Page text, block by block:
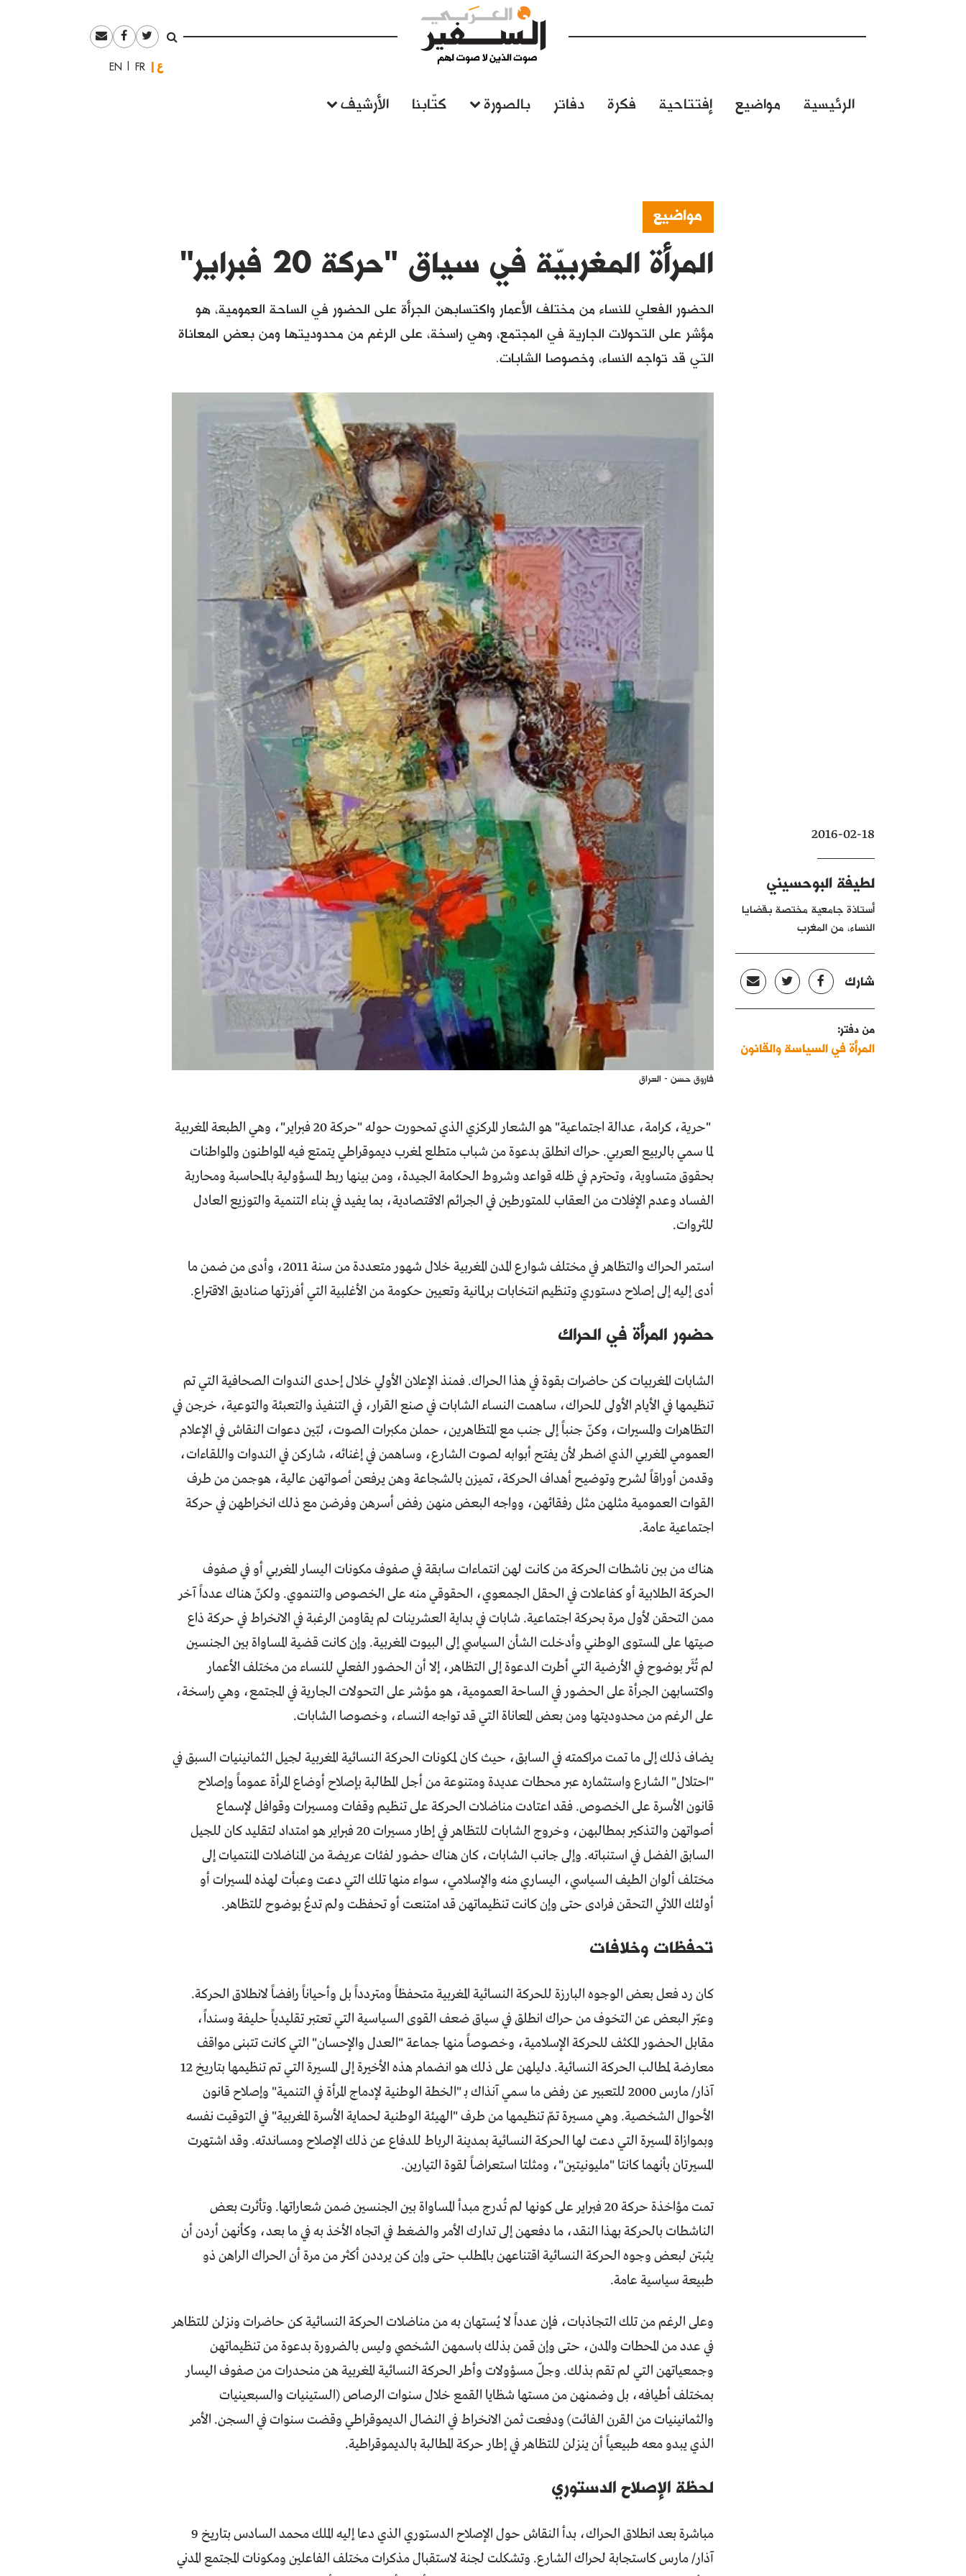
العربيةFrançais
English
الرئيسية مواضيع إفتتاحية فكرة دفاتر بالصورة كتّابنا الأرشيف
مواضيع
المرأة المغربيّة في سياق "حركة 20 فبراير"
الحضور الفعلي للنساء من مختلف الأعمار واكتسابهن الجرأة على الحضور في الساحة العمومية، هو
مؤشر على التحولات الجارية في المجتمع، وهي راسخة، على الرغم من محدوديتها ومن بعض المعاناة
التي قد تواجه النساء، وخصوصا الشابات.
2016-02-18
لطيفة البوحسيني
أستاذة جامعية مختصة بقضايا
النساء، من المغرب
شارك
من دفتر:
المرأة في السياسة والقانون
فاروق حسن - العراق
"حرية، كرامة، عدالة اجتماعية" هو الشعار المركزي الذي تمحورت حوله "حركة 20 فبراير"، وهي الطبعة المغربية
لما سمي بالربيع العربي. حراك انطلق بدعوة من شباب متطلع لمغرب ديموقراطي يتمتع فيه المواطنون والمواطنات
بحقوق متساوية، وتحترم في ظله قواعد وشروط الحكامة الجيدة، ومن بينها ربط المسؤولية بالمحاسبة ومحاربة
الفساد وعدم الإفلات من العقاب للمتورطين في الجرائم الاقتصادية، بما يفيد في بناء التنمية والتوزيع العادل
للثروات.
استمر الحراك والتظاهر في مختلف شوارع المدن المغربية خلال شهور متعددة من سنة 2011، وأدى من ضمن ما
أدى إليه إلى إصلاح دستوري وتنظيم انتخابات برلمانية وتعيين حكومة من الأغلبية التي أفرزتها صناديق الاقتراع.
حضور المرأة في الحراك
الشابات المغربيات كن حاضرات بقوة في هذا الحراك. فمنذ الإعلان الأولي خلال إحدى الندوات الصحافية التي تم
تنظيمها في الأيام الأولى للحراك، ساهمت النساء الشابات في صنع القرار، في التنفيذ والتعبئة والتوعية، خرجن في
التظاهرات والمسيرات، وكنّ جنباً إلى جنب مع المتظاهرين، حملن مكبرات الصوت، لبّين دعوات النقاش في الإعلام
العمومي المغربي الذي اضطر لأن يفتح أبوابه لصوت الشارع، وساهمن في إغنائه، شاركن في الندوات واللقاءات،
وقدمن أوراقاً لشرح وتوضيح أهداف الحركة، تميزن بالشجاعة وهن يرفعن أصواتهن عالية، هوجمن من طرف
القوات العمومية مثلهن مثل رفقائهن، وواجه البعض منهن رفض أسرهن وفرضن مع ذلك انخراطهن في حركة
اجتماعية عامة.
هناك من بين ناشطات الحركة من كانت لهن انتماءات سابقة في صفوف مكونات اليسار المغربي أو في صفوف
الحركة الطلابية أو كفاعلات في الحقل الجمعوي، الحقوقي منه على الخصوص والتنموي. ولكنّ هناك عدداً آخر
ممن التحقن لأول مرة بحركة اجتماعية. شابات في بداية العشرينات لم يقاومن الرغبة في الانخراط في حركة ذاع
صيتها على المستوى الوطني وأدخلت الشأن السياسي إلى البيوت المغربية. وإن كانت قضية المساواة بين الجنسين
لم تُثَر بوضوح في الأرضية التي أطرت الدعوة إلى التظاهر، إلا أن الحضور الفعلي للنساء من مختلف الأعمار
واكتسابهن الجرأة على الحضور في الساحة العمومية، هو مؤشر على التحولات الجارية في المجتمع، وهي راسخة،
على الرغم من محدوديتها ومن بعض المعاناة التي قد تواجه النساء، وخصوصا الشابات.
يضاف ذلك إلى ما تمت مراكمته في السابق، حيث كان لمكونات الحركة النسائية المغربية لجيل الثمانينيات السبق في
"احتلال" الشارع واستثماره عبر محطات عديدة ومتنوعة من أجل المطالبة بإصلاح أوضاع المرأة عموماً وإصلاح
قانون الأسرة على الخصوص. فقد اعتادت مناضلات الحركة على تنظيم وقفات ومسيرات وقوافل لإسماع
أصواتهن والتذكير بمطالبهن، وخروج الشابات للتظاهر في إطار مسيرات 20 فبراير هو امتداد لتقليد كان للجيل
السابق الفضل في استنباته. وإلى جانب الشابات، كان هناك حضور لفئات عريضة من المناضلات المنتميات إلى
مختلف ألوان الطيف السياسي، اليساري منه والإسلامي، سواء منها تلك التي دعت وعبأت لهذه المسيرات أو
أولئك اللائي التحقن فرادى حتى وإن كانت تنظيماتهن قد امتنعت أو تحفظت ولم تدعُ بوضوح للتظاهر.
تحفظات وخلافات
كان رد فعل بعض الوجوه البارزة للحركة النسائية المغربية متحفظاً ومتردداً بل وأحياناً رافضاً لانطلاق الحركة.
وعبّر البعض عن التخوف من حراك انطلق في سياق ضعف القوى السياسية التي تعتبر تقليدياً حليفة وسنداً،
مقابل الحضور المكثف للحركة الإسلامية، وخصوصاً منها جماعة "العدل والإحسان" التي كانت تتبنى مواقف
معارضة لمطالب الحركة النسائية. دليلهن على ذلك هو انضمام هذه الأخيرة إلى المسيرة التي تم تنظيمها بتاريخ 12
آذار/ مارس 2000 للتعبير عن رفض ما سمي آنذاك بـ "الخطة الوطنية لإدماج المرأة في التنمية" وإصلاح قانون
الأحوال الشخصية. وهي مسيرة تمّ تنظيمها من طرف "الهيئة الوطنية لحماية الأسرة المغربية" في التوقيت نفسه
وبموازاة المسيرة التي دعت لها الحركة النسائية بمدينة الرباط للدفاع عن ذلك الإصلاح ومساندته. وقد اشتهرت
المسيرتان بأنهما كانتا "مليونيتين"، ومثلتا استعراضاً لقوة التيارين.
تمت مؤاخذة حركة 20 فبراير على كونها لم تُدرج مبدأ المساواة بين الجنسين ضمن شعاراتها. وتأثرت بعض
الناشطات بالحركة بهذا النقد، ما دفعهن إلى تدارك الأمر والضغط في اتجاه الأخذ به في ما بعد، وكأنهن أردن أن
يثبتن لبعض وجوه الحركة النسائية اقتناعهن بالمطلب حتى وإن كن يرددن أكثر من مرة أن الحراك الراهن ذو
طبيعة سياسية عامة.
وعلى الرغم من تلك التجاذبات، فإن عدداً لا يُستهان به من مناضلات الحركة النسائية كن حاضرات ونزلن للتظاهر
في عدد من المحطات والمدن، حتى وإن قمن بذلك باسمهن الشخصي وليس بالضرورة بدعوة من تنظيماتهن
وجمعياتهن التي لم تقم بذلك. وجلّ مسؤولات وأطر الحركة النسائية المغربية هن منحدرات من صفوف اليسار
بمختلف أطيافه، بل وضمنهن من مستها شظايا القمع خلال سنوات الرصاص (الستينيات والسبعينيات
والثمانينيات من القرن الفائت) ودفعت ثمن الانخراط في النضال الديموقراطي وقضت سنوات في السجن. الأمر
الذي يبدو معه طبيعياً أن ينزلن للتظاهر في إطار حركة المطالبة بالديموقراطية.
لحظة الإصلاح الدستوري
مباشرة بعد انطلاق الحراك، بدأ النقاش حول الإصلاح الدستوري الذي دعا إليه الملك محمد السادس بتاريخ 9
آذار/ مارس كاستجابة لحراك الشارع. وتشكلت لجنة لاستقبال مذكرات مختلف الفاعلين ومكونات المجتمع المدني